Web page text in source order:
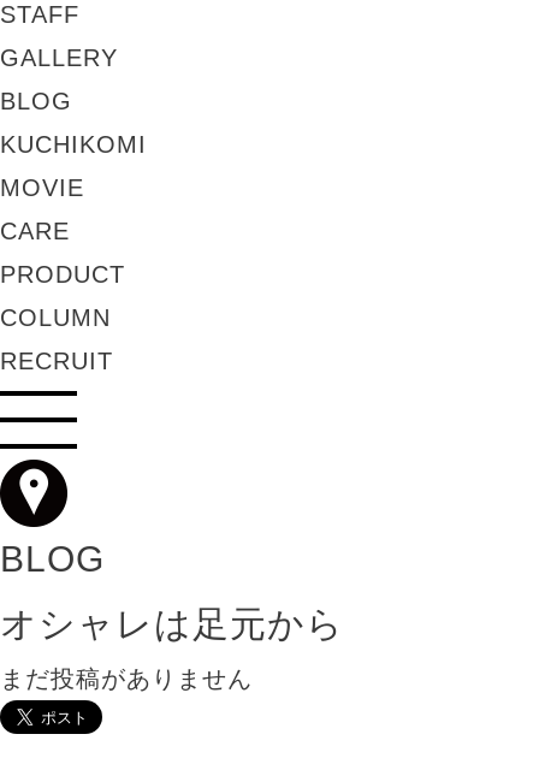
STAFF
GALLERY
BLOG
KUCHIKOMI
MOVIE
CARE
PRODUCT
COLUMN
RECRUIT
BLOG
オシャレは足元から
まだ投稿がありません